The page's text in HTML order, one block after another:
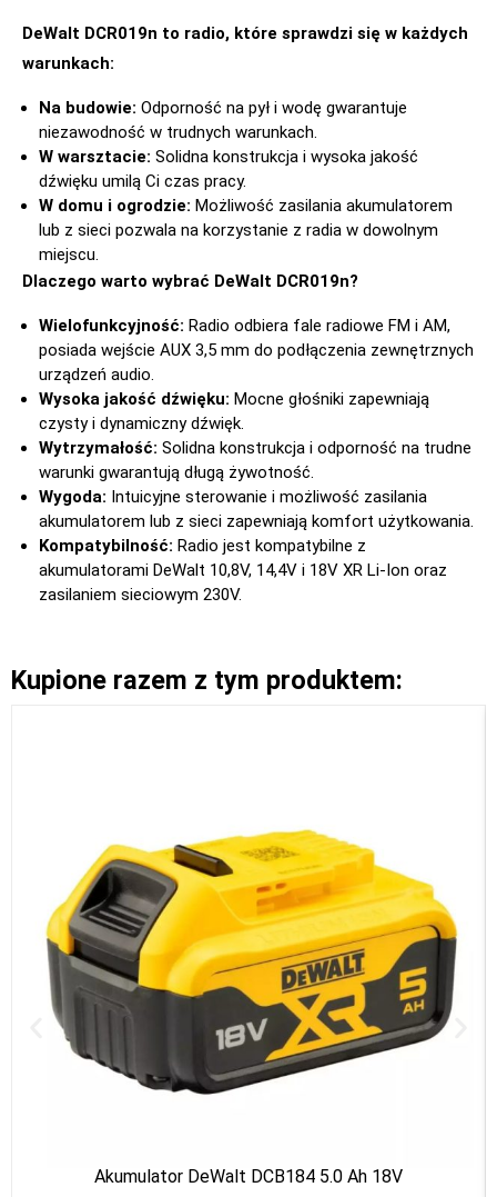
DeWalt DCR019n to radio, które sprawdzi się w każdych
warunkach:
Na budowie: Odporność na pył i wodę gwarantuje
niezawodność w trudnych warunkach.
W warsztacie: Solidna konstrukcja i wysoka jakość
dźwięku umilą Ci czas pracy.
W domu i ogrodzie: Możliwość zasilania akumulatorem
lub z sieci pozwala na korzystanie z radia w dowolnym
miejscu.
Dlaczego warto wybrać DeWalt DCR019n?
Wielofunkcyjność: Radio odbiera fale radiowe FM i AM,
posiada wejście AUX 3,5 mm do podłączenia zewnętrznych
urządzeń audio.
Wysoka jakość dźwięku: Mocne głośniki zapewniają
czysty i dynamiczny dźwięk.
Wytrzymałość: Solidna konstrukcja i odporność na trudne
warunki gwarantują długą żywotność.
Wygoda: Intuicyjne sterowanie i możliwość zasilania
akumulatorem lub z sieci zapewniają komfort użytkowania.
Kompatybilność: Radio jest kompatybilne z
akumulatorami DeWalt 10,8V, 14,4V i 18V XR Li-Ion oraz
zasilaniem sieciowym 230V.
Kupione razem z tym produktem:
Akumulator DeWalt DCB184 5.0 Ah 18V